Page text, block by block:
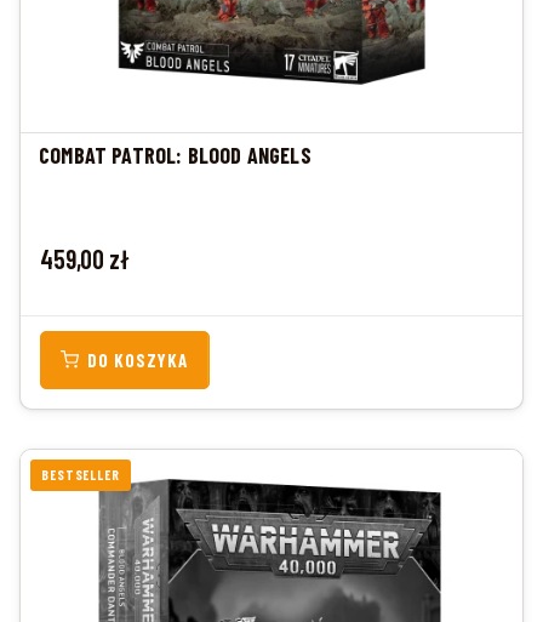
COMBAT PATROL: BLOOD ANGELS
Cena
459,00 zł
DO KOSZYKA
BESTSELLER